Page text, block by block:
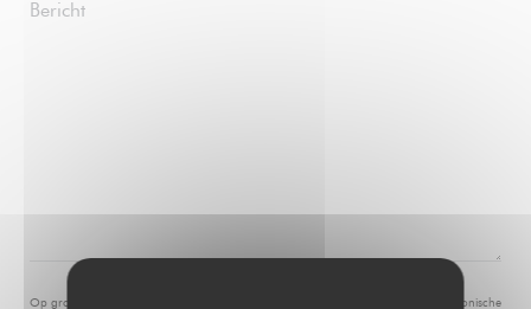
Op grond van de privacywetgeving heeft u het recht om u af te melden voor telefonische